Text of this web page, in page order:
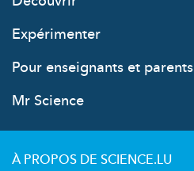
Expérimenter
Pour enseignants et parents
Mr Science
À PROPOS DE SCIENCE.LU